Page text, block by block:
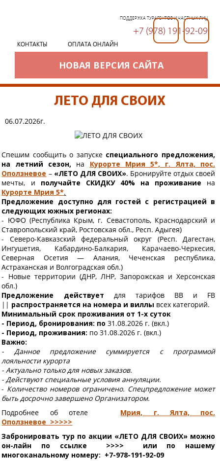
НОВАЯ ВЕРСИЯ САЙТА
КОНТАКТЫ ОПЛАТА ОНЛАЙН
ПОДДЕРЖКА ТУРАГЕНТОВ И ЧАСТНЫХ ЛИЦ
+7 (978) 191-92-09
ЛЕТО ДЛЯ СВОИХ
06.07.2026г.
Спешим сообщить о запускеспециального предложения,
на летний сезон, на Курорте Мрия 5*, г. Ялта, пос.
Оползневое – «ЛЕТО ДЛЯ СВОИХ». Бронируйте отдых своей
мечты, и получайте СКИДКУ 40% на проживание на
Курорте Мрия 5*.
Предложение доступно для гостей с регистрацией в
следующих южных регионах:
- ЮФО (Республика Крым, г. Севастополь, Краснодарский и
Ставропольский край, Ростовская обл., Респ. Адыгея)
- Северо-Кавказский федеральный округ (Респ. Дагестан,
Ингушетия, Кабардино-Балкария, Карачаево-Черкесия,
Северная Осетия — Алания, Чеченская республика,
Астраханская и Волгоградская обл.)
- Новые территории (ДНР, ЛНР, Запорожская и Херсонская
обл.)
Предложение действует для тарифов ВВ и FB
|| распространяется на номера и виллы всех категорий.
Минимальный срок проживания от 1-х суток
- Период, бронирования: по 31.08.2026 г. (вкл.)
- Период, проживания: по 31.08.2026 г. (вкл.)
Важно:
- Данное предложение суммируется с программой
лояльности курорта
- Актуально только для новых заказов.
- Действуют специальные условия аннуляции.
- Количество номеров ограничено. Спецпредложение может
быть досрочно завершено Организатором.
Подробнее об отеле
Мрия, г. Ялта, пос.
Оползневое >>>>>
Забронировать тур по акции «ЛЕТО ДЛЯ СВОИХ» можно
он-лайн по ссылке >>>> или по нашему
многоканальному номеру: +7-978-191-92-09